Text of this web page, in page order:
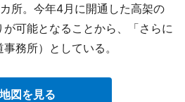
所。今年4月に開通した高架の
可能となることから、「さらに
務所）としている。
地図を見る